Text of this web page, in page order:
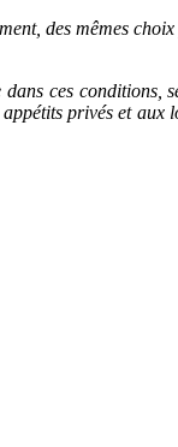
des mêmes
ces conditions,
privés et aux